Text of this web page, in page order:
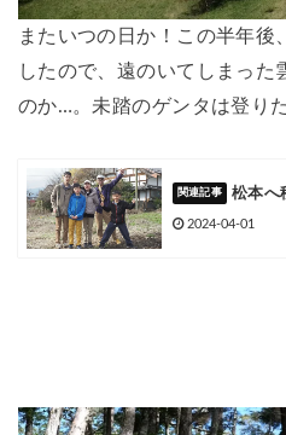
またいつの日か！この半年後
したので、遠のいてしまった
のか…。未踏のゲンタは登り
松本へ
2024-04-01